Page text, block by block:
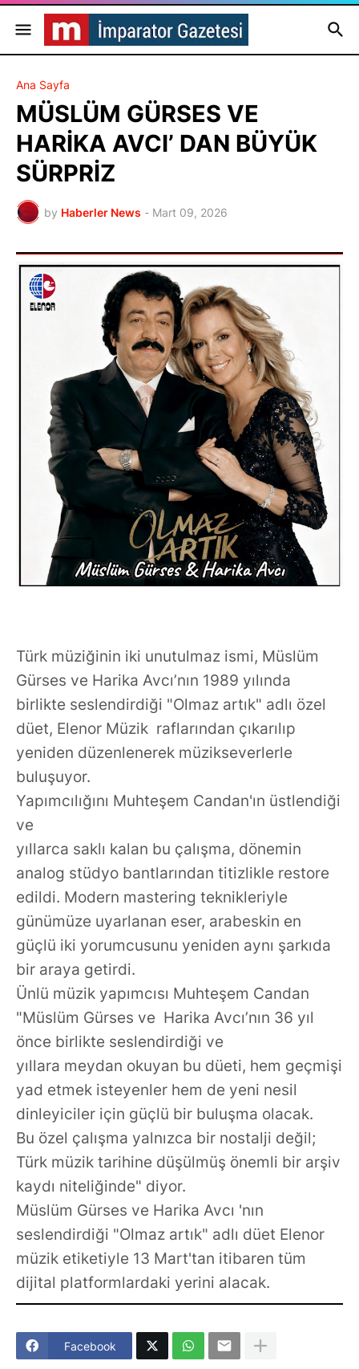
Ana Sayfa
MÜSLÜM GÜRSES VE
HARİKA AVCI’ DAN BÜYÜK
SÜRPRİZ
by Haberler News - Mart 09, 2026
Türk müziğinin iki unutulmaz ismi, Müslüm
Gürses ve Harika Avcı’nın 1989 yılında
birlikte seslendirdiği "Olmaz artık" adlı özel
düet, Elenor Müzik raflarından çıkarılıp
yeniden düzenlenerek müzikseverlerle
buluşuyor.
Yapımcılığını Muhteşem Candan'ın üstlendiği
ve
yıllarca saklı kalan bu çalışma, dönemin
analog stüdyo bantlarından titizlikle restore
edildi. Modern mastering teknikleriyle
günümüze uyarlanan eser, arabeskin en
güçlü iki yorumcusunu yeniden aynı şarkıda
bir araya getirdi.
Ünlü müzik yapımcısı Muhteşem Candan
"Müslüm Gürses ve Harika Avcı’nın 36 yıl
önce birlikte seslendirdiği ve
yıllara meydan okuyan bu düeti, hem geçmişi
yad etmek isteyenler hem de yeni nesil
dinleyiciler için güçlü bir buluşma olacak.
Bu özel çalışma yalnızca bir nostalji değil;
Türk müzik tarihine düşülmüş önemli bir arşiv
kaydı niteliğinde" diyor.
Müslüm Gürses ve Harika Avcı 'nın
seslendirdiği "Olmaz artık" adlı düet Elenor
müzik etiketiyle 13 Mart'tan itibaren tüm
dijital platformlardaki yerini alacak.
Facebook